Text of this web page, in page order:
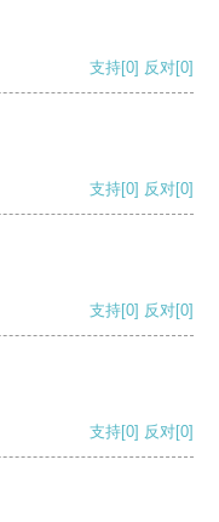
支持[0] 反对[0]
支持[0] 反对[0]
支持[0] 反对[0]
支持[0] 反对[0]